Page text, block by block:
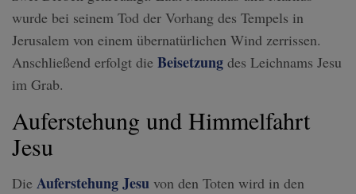
wurde bei seinem Tod der Vorhang des Tempels in
Jerusalem von einem übernatürlichen Wind zerrissen.
Anschließend erfolgt die Beisetzung des Leichnams Jesu
im Grab.
Auferstehung und Himmelfahrt
Jesu
Die Auferstehung Jesu von den Toten wird in den